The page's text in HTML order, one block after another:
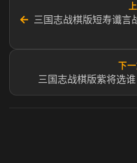
← 三国志战棋版短寿谶言
下
三国志战棋版紫将选